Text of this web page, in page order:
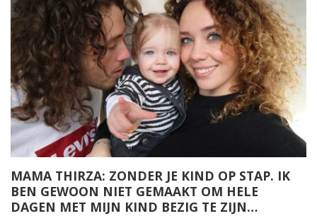
MAMA THIRZA: ZONDER JE KIND OP STAP. IK
BEN GEWOON NIET GEMAAKT OM HELE
DAGEN MET MIJN KIND BEZIG TE ZIJN…